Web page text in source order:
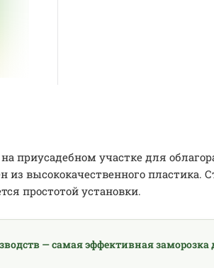
приусадебном участке для
высококачественного пластика.
простотой установки.
— самая эффективная заморозка